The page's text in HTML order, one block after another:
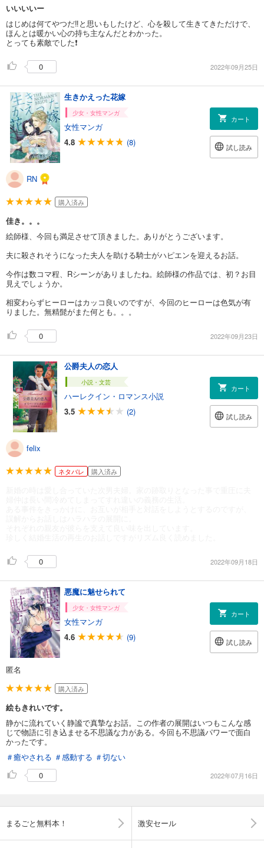
いいいいー
はじめは何てやつだ‼️と思いもしたけど、心を殺して生きてきただけで、
ほんとは暖かい心の持ち主なんだとわかった。
とっても素敵でした❗
0 2022年09月25日
生きかえった花嫁
少女・女性マンガ
女性マンガ
4.8
(8)
カート
試し読み
RN
購入済み
佳き。。。
絵師様、今回も満足させて頂きました。ありがとうございます。
夫に殺されそうになった夫人を助ける騎士がハピエンを迎えるお話。
今作は数コマ程、Rシーンがありましたね。絵師様の作品では、初？お目
見えでしょうか。
相変わらずヒーローはカッコ良いのですが、今回のヒーローは色気が有
りました。無精髭がまた何とも。。。
0 2022年09月23日
公爵夫人の恋人
小説・文芸
ハーレクイン・ロマンス小説
3.5
(2)
カート
試し読み
felix
ネタバレ 購入済み
0 2022年09月18日
悪魔に魅せられて
少女・女性マンガ
女性マンガ
4.6
(9)
カート
試し読み
匿名
購入済み
絵もきれいです。
静かに流れていく静謐で真摯なお話。この作者の展開はいつもこんな感
じで物語に引き込ませる不思議な力がある。今回も不思議パワーで面白
かったです。
＃癒やされる ＃感動する ＃切ない
0
2022年07月16日
まるごと無料本！ 激安セール